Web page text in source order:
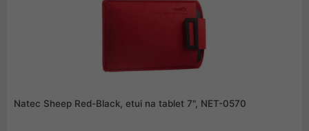
Natec Sheep Red-Black, etui na tablet 7", NET-0570